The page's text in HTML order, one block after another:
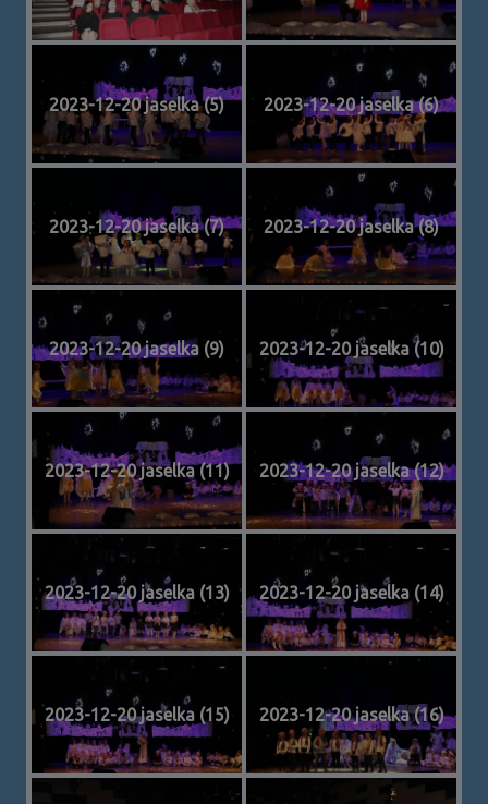
2023-12-20 jaselka (5) 2023-12-20 jaselka (6)
2023-12-20 jaselka (7) 2023-12-20 jaselka (8)
2023-12-20 jaselka (9) 2023-12-20 jaselka (10)
2023-12-20 jaselka (11) 2023-12-20 jaselka (12)
2023-12-20 jaselka (13) 2023-12-20 jaselka (14)
2023-12-20 jaselka (15) 2023-12-20 jaselka (16)